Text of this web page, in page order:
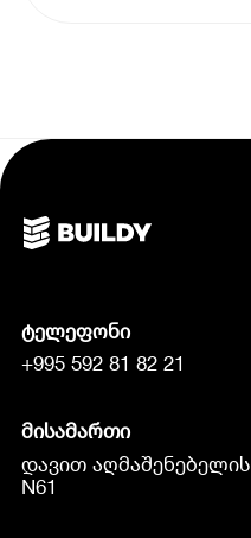
ტელეფონი
+995 592 81 82 21
მისამართი
დავით აღმაშენებელის
N61